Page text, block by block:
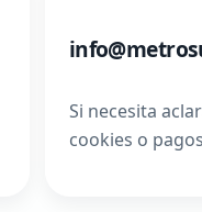
Si necesita
cookies o